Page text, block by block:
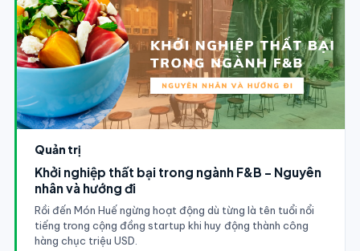
Quản trị
Khởi nghiệp thất bại trong ngành F&B - Nguyên
nhân và hướng đi
Rồi đến Món Huế ngừng hoạt động dù từng là tên tuổi nổi
tiếng trong cộng đồng startup khi huy động thành công
hàng chục triệu USD.